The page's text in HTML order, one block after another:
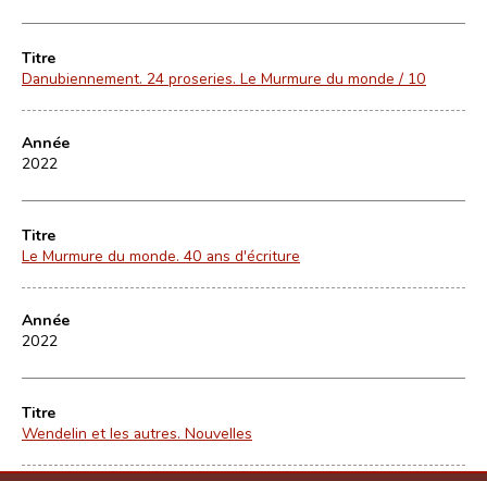
Titre
Danubiennement. 24 proseries. Le Murmure du monde / 10
Année
2022
Titre
Le Murmure du monde. 40 ans d'écriture
Année
2022
Titre
Wendelin et les autres. Nouvelles